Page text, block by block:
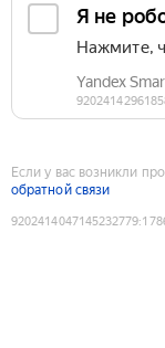
Если у вас возникли
обратной связи
9202414047145232779: